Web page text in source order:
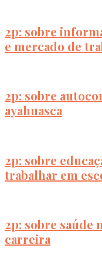
2p: sobre
e mercado de
2p: sobre
ayahuasca
2p: sobre
trabalhar em
2p: sobre saúde
carreira